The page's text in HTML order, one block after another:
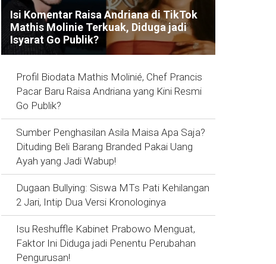
Isi Komentar Raisa Andriana di TikTok
Mathis Molinie Terkuak, Diduga jadi
Isyarat Go Publik?
Profil Biodata Mathis Molinié, Chef Prancis
Pacar Baru Raisa Andriana yang Kini Resmi
Go Publik?
Sumber Penghasilan Asila Maisa Apa Saja?
Dituding Beli Barang Branded Pakai Uang
Ayah yang Jadi Wabup!
Dugaan Bullying: Siswa MTs Pati Kehilangan
2 Jari, Intip Dua Versi Kronologinya
Isu Reshuffle Kabinet Prabowo Menguat,
Faktor Ini Diduga jadi Penentu Perubahan
Pengurusan!